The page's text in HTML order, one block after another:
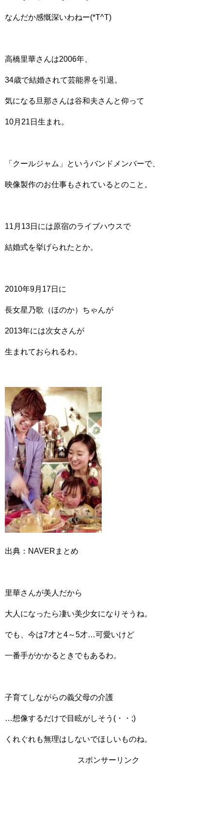
なんだか感慨深いわねー(*T^T)
高橋里華さんは2006年、
34歳で結婚されて芸能界を引退。
気になる旦那さんは谷和夫さんと仰って
10月21日生まれ。
「クールジャム」というバンドメンバーで、
映像製作のお仕事もされているとのこと。
11月13日には原宿のライブハウスで
結婚式を挙げられたとか。
2010年9月17日に
長女星乃歌（ほのか）ちゃんが
2013年には次女さんが
生まれておられるわ。
出典：NAVERまとめ
里華さんが美人だから
大人になったら凄い美少女になりそうね。
でも、今は7才と4～5才…可愛いけど
一番手がかかるときでもあるわ。
子育てしながらの義父母の介護
…想像するだけで目眩がしそう(・・;)
くれぐれも無理はしないでほしいものね。
スポンサーリンク